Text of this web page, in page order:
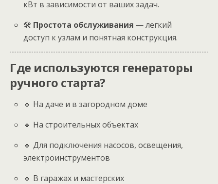
кВт в зависимости от ваших задач.
🛠 Простота обслуживания — легкий
доступ к узлам и понятная конструкция.
Где используются генераторы
ручного старта?
🔹 На даче и в загородном доме
🔹 На строительных объектах
🔹 Для подключения насосов, освещения,
электроинструментов
🔹 В гаражах и мастерских